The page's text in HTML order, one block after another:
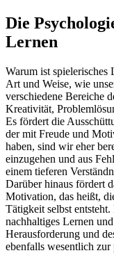
Die
Lernen
Warum ist
Art und Weise, wie
verschiedene Bereiche
Kreativität,
Es fördert die
der mit Freude und
haben, sind wir eher
einzugehen und aus
einem tieferen
Darüber hinaus fördert
Motivation, das heißt,
Tätigkeit selbst
nachhaltiges Lernen
Herausforderung und
ebenfalls wesentlich